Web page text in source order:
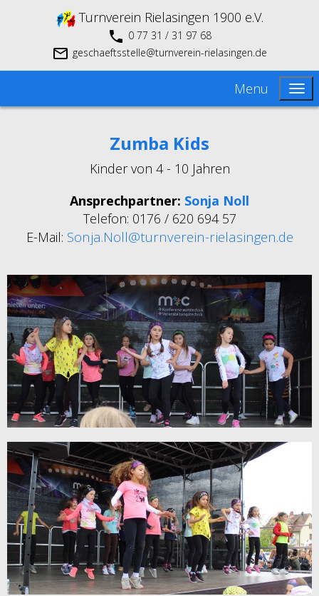
Turnverein Rielasingen 1900 e.V.
0 77 31 / 31 97 68
geschaeftsstelle@turnverein-rielasingen.de
Menu
Zumba Kids
Kinder von 4 - 10 Jahren
Ansprechpartner: Sonja Noll
Telefon: 0176 / 620 694 57
E-Mail: Sonja.Noll@turnverein-rielasingen.de